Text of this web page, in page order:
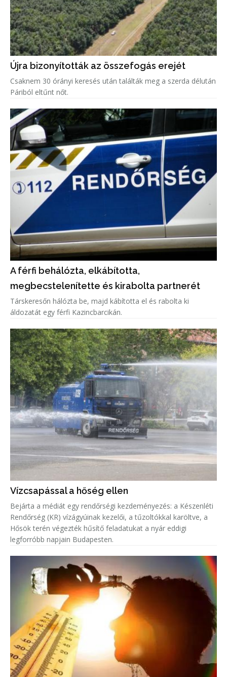
Újra bizonyították az összefogás erejét
Csaknem 30 órányi keresés után találták meg a szerda délután
Páriból eltűnt nőt.
A férfi behálózta, elkábította,
megbecstelenítette és kirabolta partnerét
Társkeresőn hálózta be, majd kábította el és rabolta ki
áldozatát egy férfi Kazincbarcikán.
Vízcsapással a hőség ellen
Bejárta a médiát egy rendőrségi kezdeményezés: a Készenléti
Rendőrség (KR) vízágyúinak kezelői, a tűzoltókkal karöltve, a
Hősök terén végezték hűsítő feladatukat a nyár eddigi
legforróbb napjain Budapesten.